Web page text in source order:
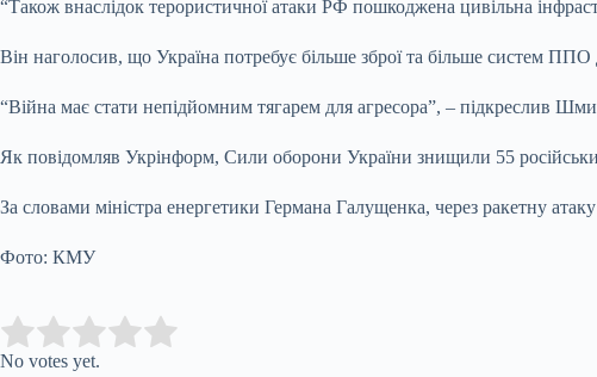
“Також внаслідок терористичної атаки РФ пошкоджена цивільна
Він наголосив, що Україна потребує більше зброї та більше систем ППО
“Війна має стати непідйомним тягарем для агресора”, – підкреслив
Як повідомляв Укрінформ, Сили оборони України знищили 55
За словами міністра енергетики Германа Галущенка, через ракетну
Фото: КМУ
Rate this item:
No votes yet.